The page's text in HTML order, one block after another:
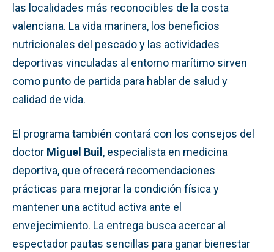
las localidades más reconocibles de la costa
valenciana. La vida marinera, los beneficios
nutricionales del pescado y las actividades
deportivas vinculadas al entorno marítimo sirven
como punto de partida para hablar de salud y
calidad de vida.
El programa también contará con los consejos del
doctor Miguel Buil, especialista en medicina
deportiva, que ofrecerá recomendaciones
prácticas para mejorar la condición física y
mantener una actitud activa ante el
envejecimiento. La entrega busca acercar al
espectador pautas sencillas para ganar bienestar